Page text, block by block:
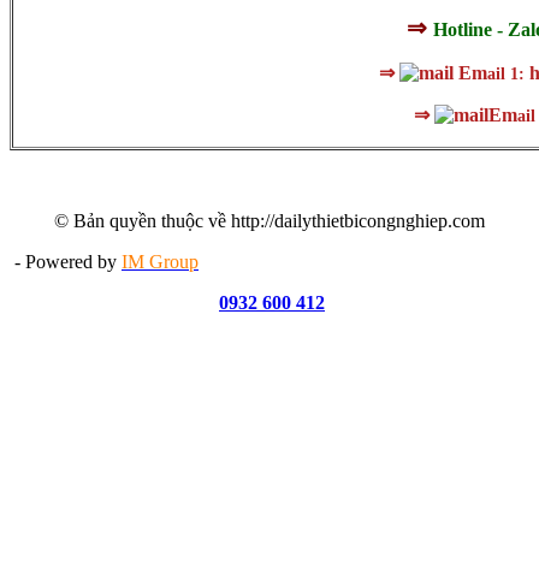
⇒ Hotline -
⇒ Email 1:
⇒ Email
© Bản quyền thuộc về http://dailythietbicongnghiep.com
- Powered by IM Group
0932 600 412